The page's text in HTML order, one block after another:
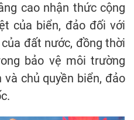
cao nhận thức cộng
của biển, đảo đối với
đất nước, đồng thời
bảo vệ môi trường
chủ quyền biển, đảo